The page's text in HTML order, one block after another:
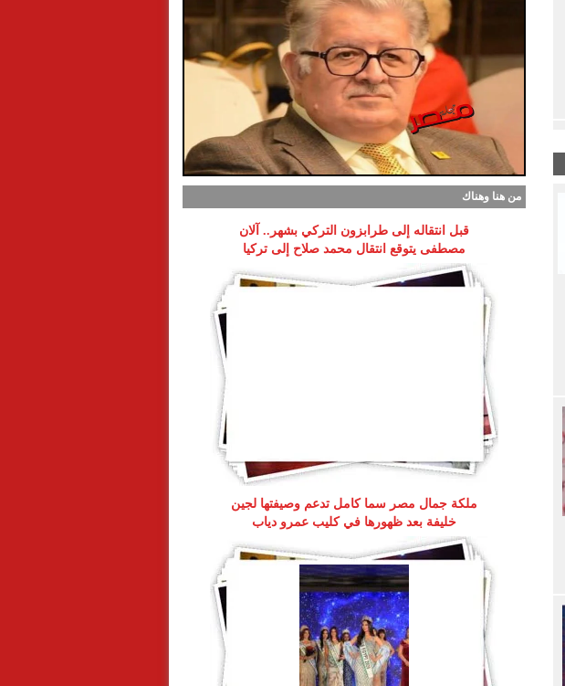
من هنا وهناك
قبل انتقاله إلى طرابزون التركي بشهر.. آلان
مصطفى يتوقع انتقال محمد صلاح إلى تركيا
ملكة جمال مصر سما كامل تدعم وصيفتها لجين
خليفة بعد ظهورها في كليب عمرو دياب